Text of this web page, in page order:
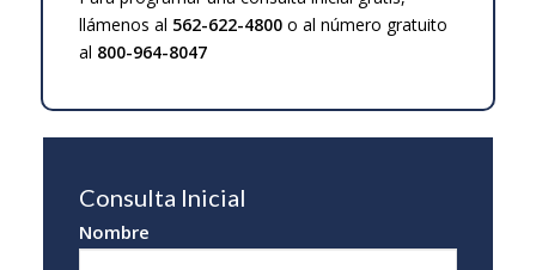
llámenos al 562-622-4800o al número gratuito
al 800-964-8047
Consulta Inicial
Consulta
Inicial
Nombre